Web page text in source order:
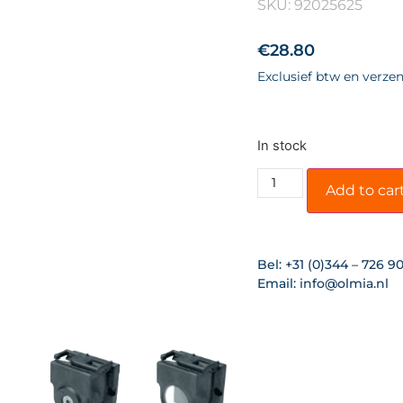
SKU: 92025625
€28.80
Exclusief btw en
In stock
Add to
Bel: +31 (0)344 – 726
Email: info@olmia.nl